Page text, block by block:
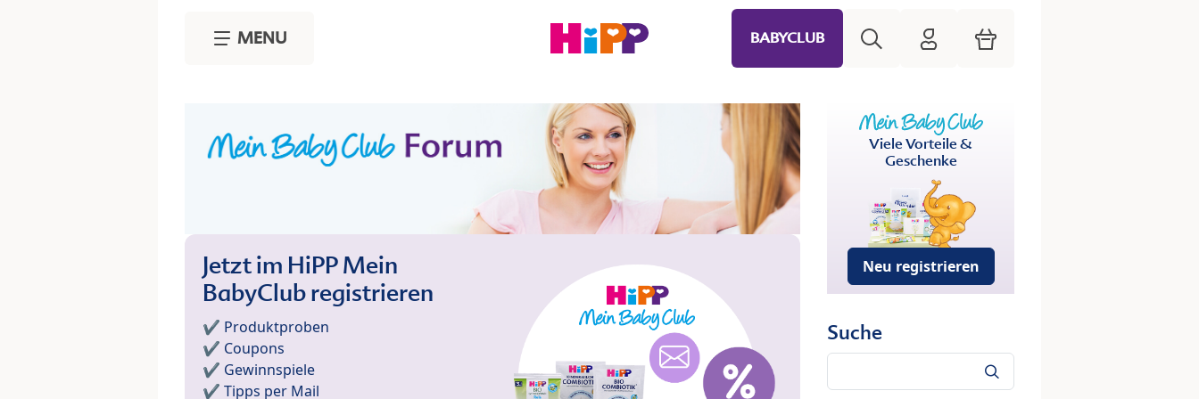
MENU BABYCLUB HiPP Mein Babyclub
Warenkorb
Jetzt im HiPP Mein
BabyClub registrieren
✔️ Produktproben
✔️ Coupons
✔️ Gewinnspiele
✔️ Tipps per Mail
Viele Vorteile &
Geschenke
Neu registrieren
Suche